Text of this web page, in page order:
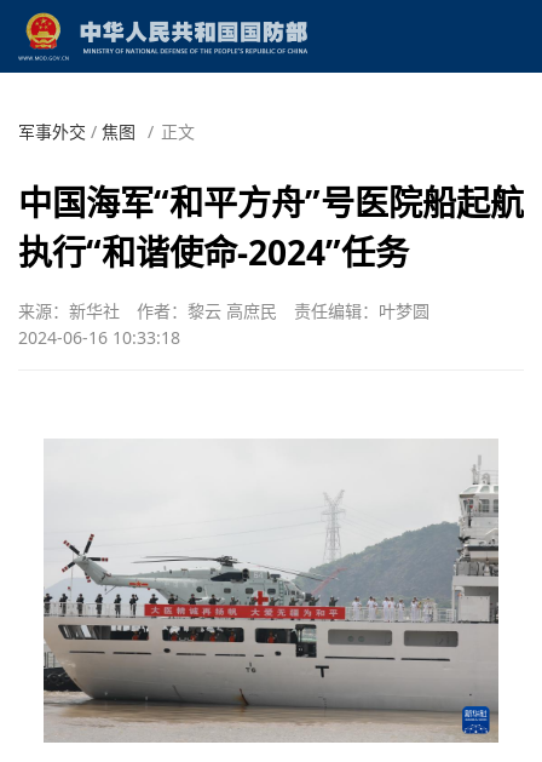
军事外交 / 焦图 / 正文
中国海军“和平方舟”号医院船起航
执行“和谐使命-2024”任务
来源：新华社 作者：黎云 高庶民
责任编辑：叶梦圆
2024-06-16 10:33:18